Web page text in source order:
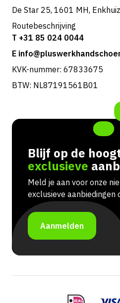
De Star 25, 1601 MH,
Routebeschrijving
T +31 85 024 0044
E
KVK-nummer: 67833675
BTW: NL87191561B01
Blijf op de
exclusieve
Meld je aan voor onze
exclusieve aanbiedingen
Aanmelden